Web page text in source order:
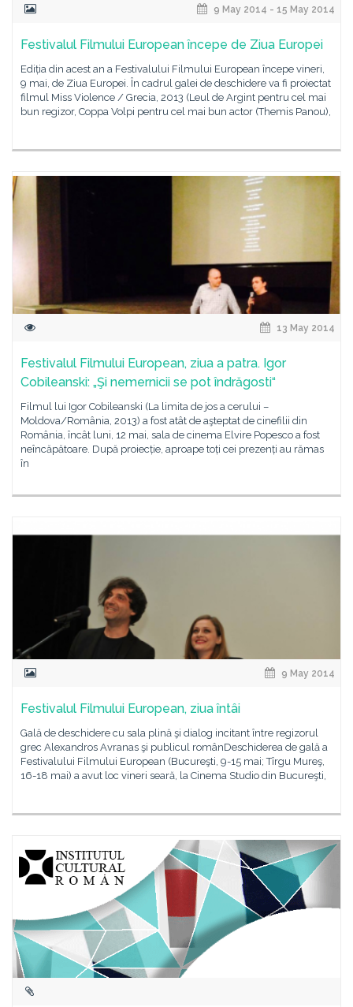
9 May 2014 - 15 May 2014
Festivalul Filmului European începe de Ziua Europei
Ediția din acest an a Festivalului Filmului European începe vineri,
9 mai, de Ziua Europei. În cadrul galei de deschidere va fi proiectat
filmul Miss Violence / Grecia, 2013 (Leul de Argint pentru cel mai
bun regizor, Coppa Volpi pentru cel mai bun actor (Themis Panou),
13 May 2014
Festivalul Filmului European, ziua a patra. Igor
Cobileanski: „Şi nemernicii se pot îndrăgosti“
Filmul lui Igor Cobileanski (La limita de jos a cerului –
Moldova/România, 2013) a fost atât de aşteptat de cinefilii din
România, încât luni, 12 mai, sala de cinema Elvire Popesco a fost
neîncăpătoare. După proiecție, aproape toți cei prezenți au rămas
în
9 May 2014
Festivalul Filmului European, ziua întâi
Gală de deschidere cu sala plină şi dialog incitant între regizorul
grec Alexandros Avranas şi publicul românDeschiderea de gală a
Festivalului Filmului European (Bucureşti, 9-15 mai; Tîrgu Mureş,
16-18 mai) a avut loc vineri seară, la Cinema Studio din Bucureşti,